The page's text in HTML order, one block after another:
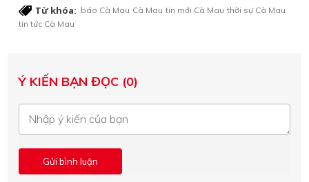
Từ khóa: báo Cà Mau Cà Mau tin mới Cà Mau thời sự Cà Mau
tin tức Cà Mau
Ý KIẾN BẠN ĐỌC (0)